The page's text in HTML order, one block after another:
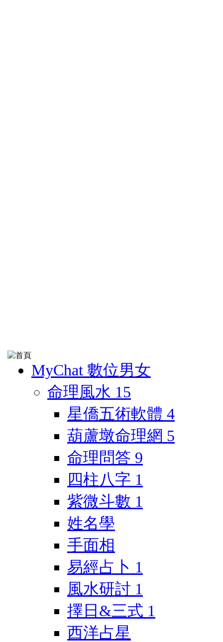
MyChat 數位男女
命理風水 15
星僑五術軟體 4
葫蘆墩命理網 5
命理問答 9
四柱八字 1
紫微斗數 1
姓名學
手面相
易經占卜 1
風水研討 1
擇日&三式 1
西洋占星